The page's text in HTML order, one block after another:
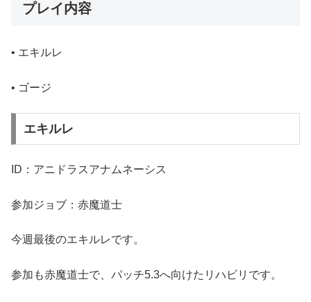
プレイ内容
• エキルレ
• ゴージ
エキルレ
ID：アニドラスアナムネーシス
参加ジョブ：赤魔道士
今週最後のエキルレです。
参加も赤魔道士で、パッチ5.3へ向けたリハビリです。